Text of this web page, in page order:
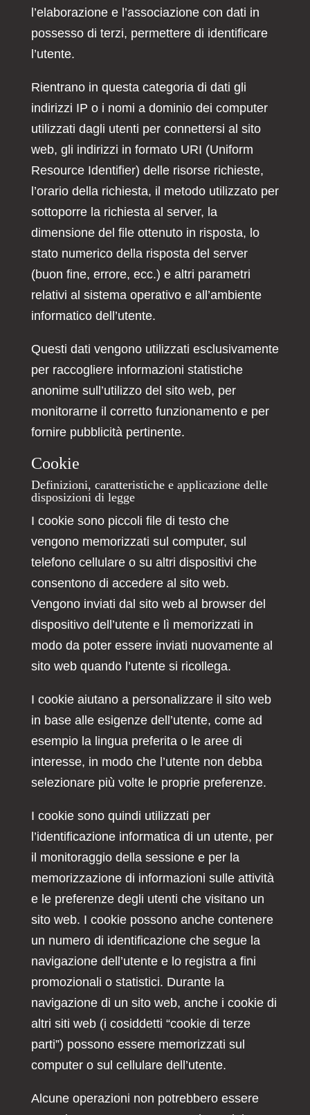
l’elaborazione e l’associazione con dati in
possesso di terzi, permettere di identificare
l’utente.
Rientrano in questa categoria di dati gli
indirizzi IP o i nomi a dominio dei computer
utilizzati dagli utenti per connettersi al sito
web, gli indirizzi in formato URI (Uniform
Resource Identifier) delle risorse richieste,
l’orario della richiesta, il metodo utilizzato per
sottoporre la richiesta al server, la
dimensione del file ottenuto in risposta, lo
stato numerico della risposta del server
(buon fine, errore, ecc.) e altri parametri
relativi al sistema operativo e all’ambiente
informatico dell’utente.
Questi dati vengono utilizzati esclusivamente
per raccogliere informazioni statistiche
anonime sull’utilizzo del sito web, per
monitorarne il corretto funzionamento e per
fornire pubblicità pertinente.
Cookie
Definizioni, caratteristiche e applicazione delle
disposizioni di legge
I cookie sono piccoli file di testo che
vengono memorizzati sul computer, sul
telefono cellulare o su altri dispositivi che
consentono di accedere al sito web.
Vengono inviati dal sito web al browser del
dispositivo dell’utente e lì memorizzati in
modo da poter essere inviati nuovamente al
sito web quando l’utente si ricollega.
I cookie aiutano a personalizzare il sito web
in base alle esigenze dell’utente, come ad
esempio la lingua preferita o le aree di
interesse, in modo che l’utente non debba
selezionare più volte le proprie preferenze.
I cookie sono quindi utilizzati per
l’identificazione informatica di un utente, per
il monitoraggio della sessione e per la
memorizzazione di informazioni sulle attività
e le preferenze degli utenti che visitano un
sito web. I cookie possono anche contenere
un numero di identificazione che segue la
navigazione dell’utente e lo registra a fini
promozionali o statistici. Durante la
navigazione di un sito web, anche i cookie di
altri siti web (i cosiddetti “cookie di terze
parti”) possono essere memorizzati sul
computer o sul cellulare dell’utente.
Alcune operazioni non potrebbero essere